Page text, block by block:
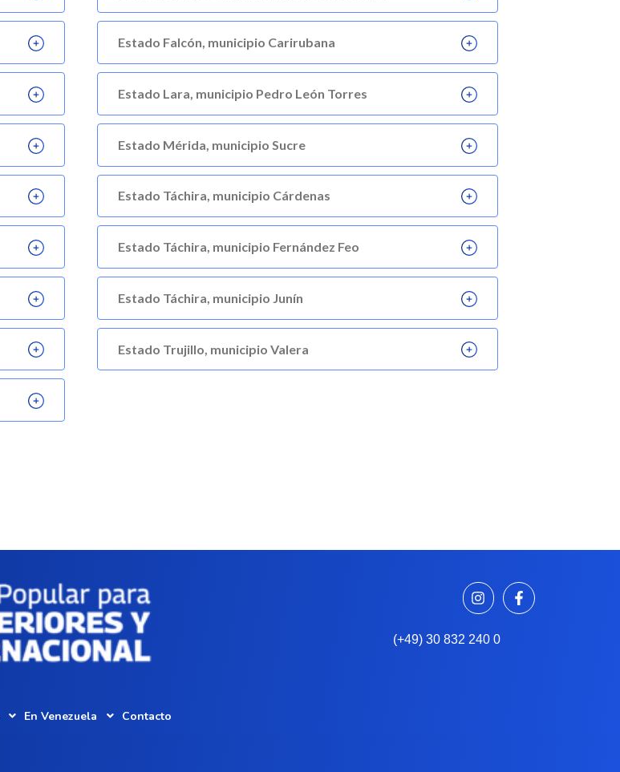
Estado Falcón, municipio Carirubana
Estado Lara, municipio Pedro León Torres
Estado Mérida, municipio Sucre
Estado Táchira, municipio Cárdenas
Estado Táchira, municipio Fernández Feo
Estado Táchira, municipio Junín
Estado Trujillo, municipio Valera
En Venezuela Contacto
(+49) 30 832 240 0